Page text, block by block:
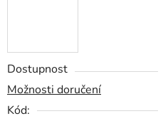
Dostupnost
Možnosti doručení
Kód: